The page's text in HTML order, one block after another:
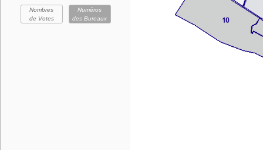
Nombres
de Votes
Numéros
des Bureaux